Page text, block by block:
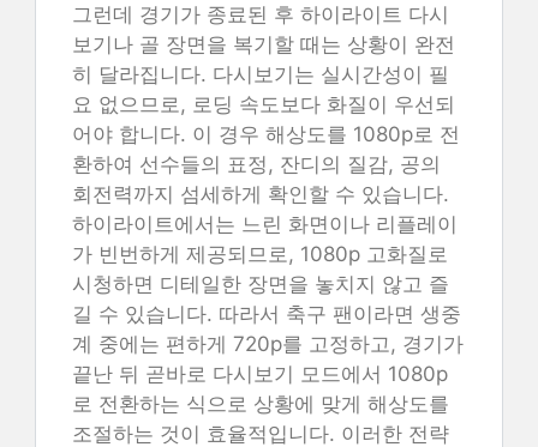
그런데 경기가 종료된 후 하이라이트 다시
보기나 골 장면을 복기할 때는 상황이 완전
히 달라집니다. 다시보기는 실시간성이 필
요 없으므로, 로딩 속도보다 화질이 우선되
어야 합니다. 이 경우 해상도를 1080p로 전
환하여 선수들의 표정, 잔디의 질감, 공의
회전력까지 섬세하게 확인할 수 있습니다.
하이라이트에서는 느린 화면이나 리플레이
가 빈번하게 제공되므로, 1080p 고화질로
시청하면 디테일한 장면을 놓치지 않고 즐
길 수 있습니다. 따라서 축구 팬이라면 생중
계 중에는 편하게 720p를 고정하고, 경기가
끝난 뒤 곧바로 다시보기 모드에서 1080p
로 전환하는 식으로 상황에 맞게 해상도를
조절하는 것이 효율적입니다. 이러한 전략